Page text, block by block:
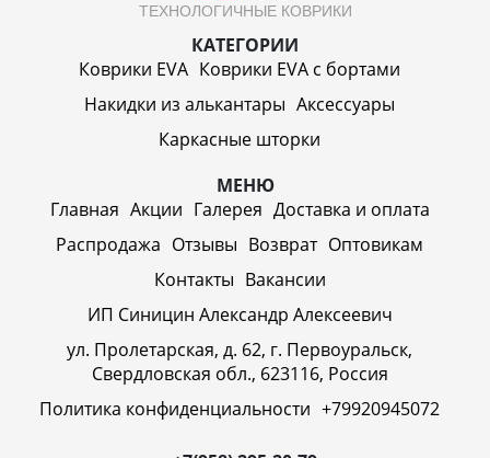
ТЕХНОЛОГИЧНЫЕ КОВРИКИ
КАТЕГОРИИ
Коврики EVA Коврики EVA c бортами
Накидки из алькантары Аксессуары
Каркасные шторки
МЕНЮ
Главная Акции Галерея Доставка и оплата
Распродажа Отзывы Возврат Оптовикам
Контакты Вакансии
ИП Синицин Александр Алексеевич
ул. Пролетарская, д. 62, г. Первоуральск,
Свердловская обл., 623116, Россия
Политика конфиденциальности +79920945072